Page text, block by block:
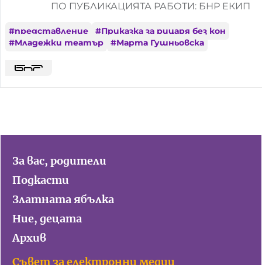
ПО ПУБЛИКАЦИЯТА РАБОТИ: БНР ЕКИП
#представление #Приказка за рицаря без кон
#Младежки театър #Марта Гушньовска
За вас, родители
Подкасти
Златната ябълка
Ние, децата
Архив
Съвет за електронни медии